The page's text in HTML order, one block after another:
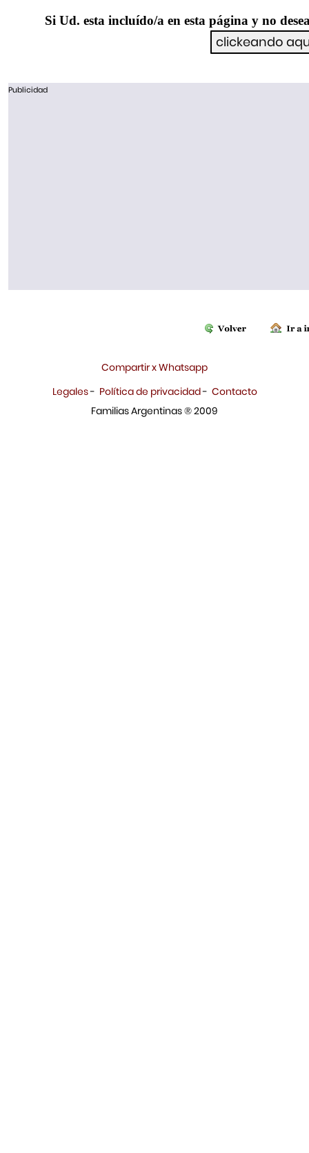
Si Ud. esta incluído/a en esta página y no
Publicidad
Compartir x Whatsapp
Legales- Política de privacidad- Contacto
Familias Argentinas ® 2009